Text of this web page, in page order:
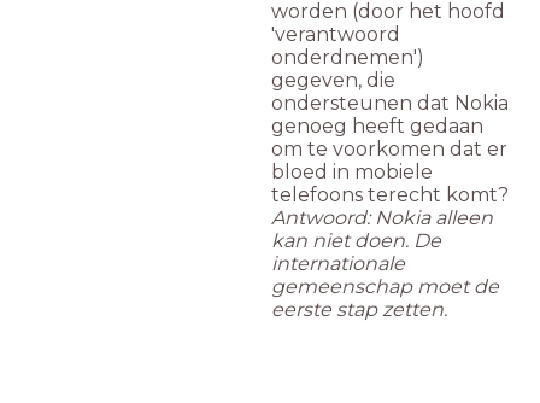
worden (door het hoofd
'verantwoord
onderdnemen')
gegeven, die
ondersteunen dat Nokia
genoeg heeft gedaan
om te voorkomen dat er
bloed in mobiele
telefoons terecht komt?
Antwoord: Nokia alleen
kan niet doen. De
internationale
gemeenschap moet de
eerste stap zetten.